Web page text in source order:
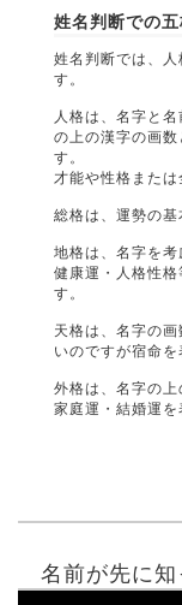
姓名判断での
姓名判断では、
す。
人格は、名字と
の上の漢字の画
す。
才能や性格または
総格は、運勢の基
地格は、名字を考
健康運・人格性
す。
天格は、名字の
いのですが宿命を
外格は、名字の上
家庭運・結婚運を
名前が先に